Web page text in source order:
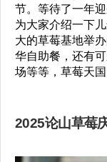
节。等待了一年
为大家介绍一下
大的草莓基地举
华自助餐，还有
场等等，草莓天
2025论山草莓